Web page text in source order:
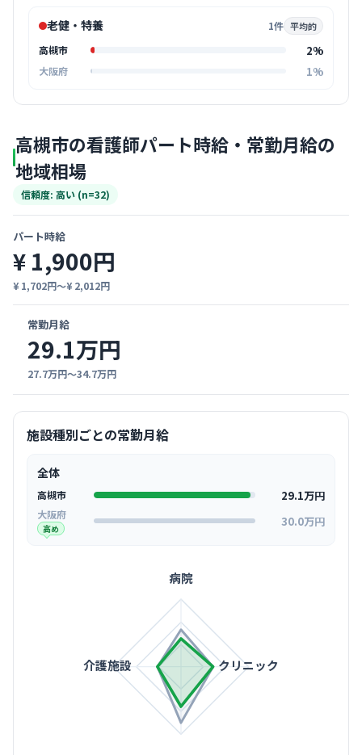
老健・特養 1件 平均的
高槻市 2%
大阪府 1%
高槻市の看護師パート時給・常勤月給の
地域相場
信頼度: 高い (n=32)
パート時給
¥ 1,900円
¥ 1,702円〜¥ 2,012円
常勤月給
29.1万円
27.7万円〜34.7万円
施設種別ごとの常勤月給
全体
高槻市 29.1万円
大阪府
高め 30.0万円
病院
クリニック
介護施設